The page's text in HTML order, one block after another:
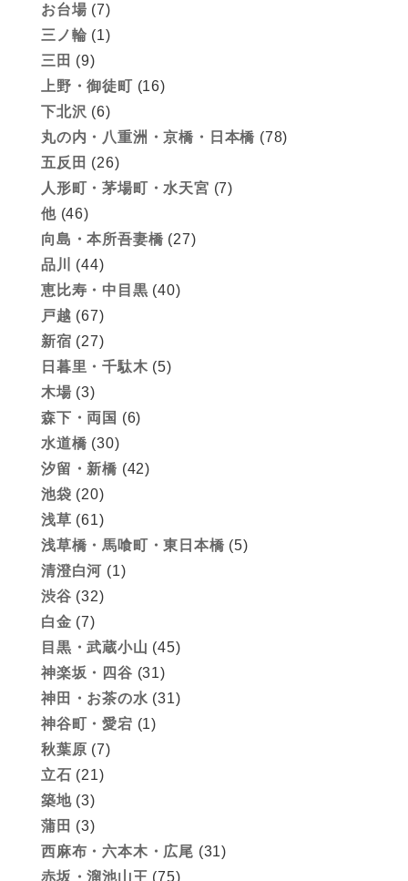
お台場 (7)
三ノ輪 (1)
三田 (9)
上野・御徒町 (16)
下北沢 (6)
丸の内・八重洲・京橋・日本橋 (78)
五反田 (26)
人形町・茅場町・水天宮 (7)
他(46)
向島・本所吾妻橋 (27)
品川
(44)
恵比寿・中目黒 (40)
戸越 (67)
新宿 (27)
日暮里・千駄木 (5)
木場 (3)
森下・両国 (6)
水道橋 (30)
汐留・新橋 (42)
池袋 (20)
浅草 (61)
浅草橋・馬喰町・東日本橋 (5)
清澄白河 (1)
渋谷 (32)
白金 (7)
目黒・武蔵小山 (45)
神楽坂・四谷 (31)
神田・お茶の水 (31)
神谷町・愛宕 (1)
秋葉原 (7)
立石 (21)
築地(3)
蒲田 (3)
西麻布・六本木・広尾 (31)
赤坂・溜池山王 (75)